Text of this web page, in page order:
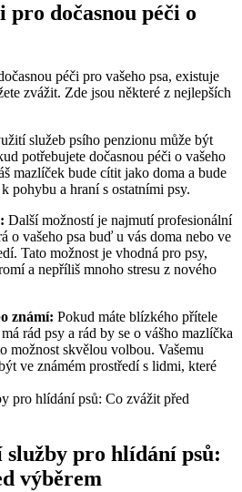
pro dočasnou péči o
péči pro vašeho psa, existuje
zvážit. Zde jsou některé z nejlepších
služeb psího penzionu může být
potřebujete dočasnou péči o vašeho
mazlíček bude cítit jako doma a bude
pohybu a hraní s ostatními psy.
Další možností je najmutí profesionální
o vašeho psa buď u vás doma nebo ve
Tato možnost je vhodná pro psy,
a nepříliš mnoho stresu z nového
známí: Pokud máte blízkého přítele
rád psy a rád by se o vášho mazlíčka
možnost skvělou volbou. Vašemu
ve známém prostředí s lidmi, které
služby pro hlídání psů:
výběrem